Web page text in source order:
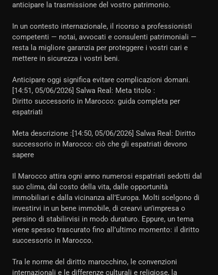
anticipare la trasmissione del vostro patrimonio.
In un contesto internazionale, il ricorso a professionisti
competenti — notai, avvocati e consulenti patrimoniali —
resta la migliore garanzia per proteggere i vostri cari e
mettere in sicurezza i vostri beni.
Anticipare oggi significa evitare complicazioni domani.
[14:51, 05/06/2026] Salwa Real: Meta titolo :
Diritto successorio in Marocco: guida completa per
espatriati
Meta descrizione :[14:50, 05/06/2026] Salwa Real: Diritto
successorio in Marocco: ciò che gli espatriati devono
sapere
Il Marocco attira ogni anno numerosi espatriati sedotti dal
suo clima, dal costo della vita, dalle opportunità
immobiliari e dalla vicinanza all’Europa. Molti scelgono di
investirvi in un bene immobile, di crearvi un’impresa o
persino di stabilirvisi in modo duraturo. Eppure, un tema
viene spesso trascurato fino all’ultimo momento: il diritto
successorio in Marocco.
Tra le norme del diritto marocchino, le convenzioni
internazionali e le differenze culturali e religiose, la